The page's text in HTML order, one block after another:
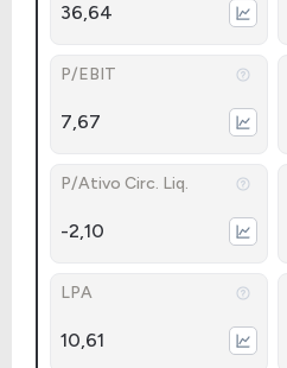
36,64
P/EBIT
7,67
P/Ativo Circ. Liq.
-2,10
LPA
10,61